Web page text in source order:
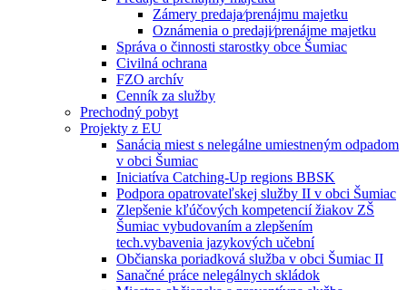
Zámery predaja⁄prenájmu majetku
Oznámenia o predaji⁄prenájme majetku
Správa o činnosti starostky obce Šumiac
Civilná ochrana
FZO archív
Cenník za služby
Prechodný pobyt
Projekty z EU
Sanácia miest s nelegálne umiestneným odpadom
v obci Šumiac
Iniciatíva Catching-Up regions BBSK
Podpora opatrovateľskej služby II v obci Šumiac
Zlepšenie kľúčových kompetencií žiakov ZŠ
Šumiac vybudovaním a zlepšením
tech.vybavenia jazykových učební
Občianska poriadková služba v obci Šumiac II
Sanačné práce nelegálnych skládok